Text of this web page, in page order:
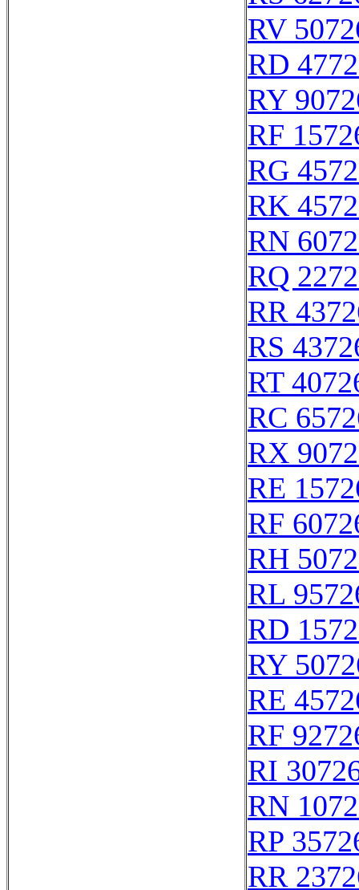
RV
RD
RY
RF
RG
RK
RN
RQ
RR
RS
RT
RC
RX
RE
RF
RH
RL
RD
RY
RE
RF
RI
RN
RP
RR